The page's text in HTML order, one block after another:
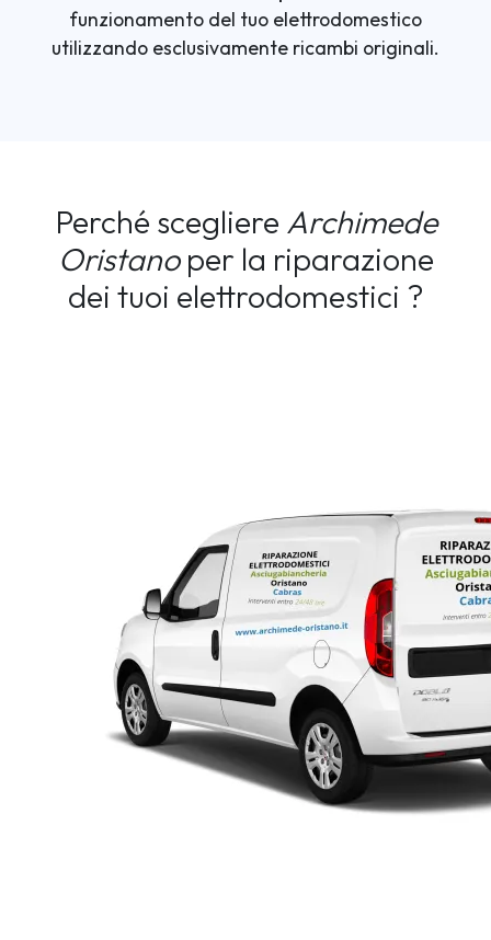
funzionamento del tuo elettrodomestico
utilizzando esclusivamente ricambi originali.
Perché scegliere Archimede
Oristanoper la riparazione
dei tuoi elettrodomestici ?